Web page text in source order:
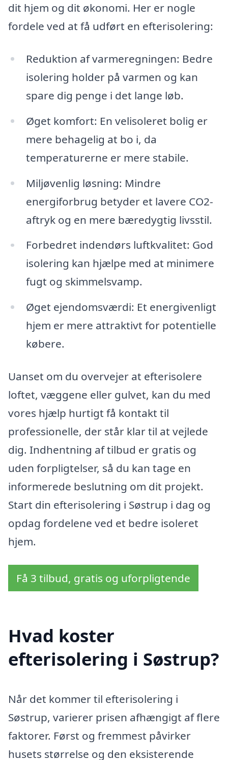
dit hjem og dit økonomi. Her er nogle
fordele ved at få udført en efterisolering:
Reduktion af varmeregningen: Bedre
isolering holder på varmen og kan
spare dig penge i det lange løb.
Øget komfort: En velisoleret bolig er
mere behagelig at bo i, da
temperaturerne er mere stabile.
Miljøvenlig løsning: Mindre
energiforbrug betyder et lavere CO2-
aftryk og en mere bæredygtig livsstil.
Forbedret indendørs luftkvalitet: God
isolering kan hjælpe med at minimere
fugt og skimmelsvamp.
Øget ejendomsværdi: Et energivenligt
hjem er mere attraktivt for potentielle
købere.
Uanset om du overvejer at efterisolere
loftet, væggene eller gulvet, kan du med
vores hjælp hurtigt få kontakt til
professionelle, der står klar til at vejlede
dig. Indhentning af tilbud er gratis og
uden forpligtelser, så du kan tage en
informerede beslutning om dit projekt.
Start din efterisolering i Søstrup i dag og
opdag fordelene ved et bedre isoleret
hjem.
Få 3 tilbud, gratis og uforpligtende
Hvad koster
efterisolering i Søstrup?
Når det kommer til efterisolering i
Søstrup, varierer prisen afhængigt af flere
faktorer. Først og fremmest påvirker
husets størrelse og den eksisterende